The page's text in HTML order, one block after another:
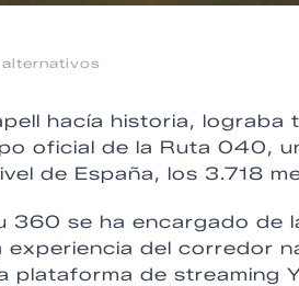
hacía historia,
oficial de la Ruta 040,
de España, los 3.718
360 se ha encargado de
del corredor
plataforma de streaming